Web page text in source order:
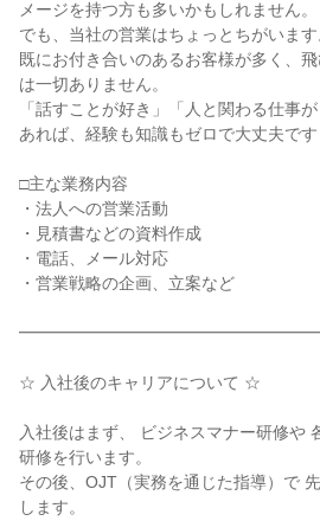
メージを持つ方も多いかもしれません。
でも、当社の営業はちょっとちがいます
既にお付き合いのあるお客様が多く、
は一切ありません。
「話すことが好き」「人と関わる仕事
あれば、経験も知識もゼロで大丈夫です
□主な業務内容
・法人への営業活動
・見積書などの資料作成
・電話、メール対応
・営業戦略の企画、立案など
☆ 入社後のキャリアについて ☆
入社後はまず、 ビジネスマナー研修や
研修を行います。
その後、OJT（実務を通じた指導）で
します。